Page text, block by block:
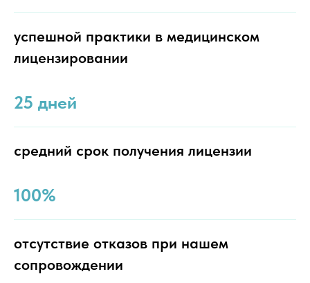
успешной практики в медицинском
лицензировании
25 дней
средний срок получения лицензии
100%
отсутствие отказов при нашем
сопровождении